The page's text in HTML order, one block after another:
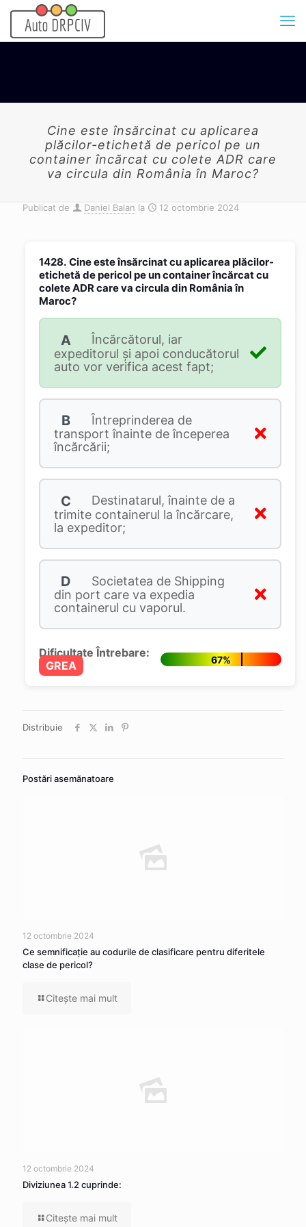
Cine este însărcinat cu aplicarea
plăcilor-etichetă de pericol pe un
container încărcat cu colete ADR care
va circula din România în Maroc?
Publicat de Daniel Balan la 12 octombrie 2024
1428. Cine este însărcinat cu aplicarea plăcilor-
etichetă de pericol pe un container încărcat cu
colete ADR care va circula din România în
Maroc?
A
Încărcătorul, iar
expeditorul şi apoi conducătorul
auto vor verifica acest fapt;
B
Întreprinderea de
transport înainte de începerea
încărcării;
C
Destinatarul, înainte de a
trimite containerul la încărcare,
la expeditor;
D
Societatea de Shipping
din port care va expedia
containerul cu vaporul.
Dificultate Întrebare:
GREA
67%
Distribuie
Postări asemănatoare
12 octombrie 2024
Ce semnificaţie au codurile de clasificare pentru diferitele
clase de pericol?
Citeşte mai mult
12 octombrie 2024
Diviziunea 1.2 cuprinde:
Citeşte mai mult